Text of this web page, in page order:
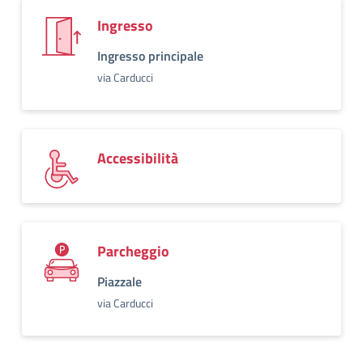
Ingresso
Ingresso principale
via Carducci
Accessibilità
Parcheggio
Piazzale
via Carducci